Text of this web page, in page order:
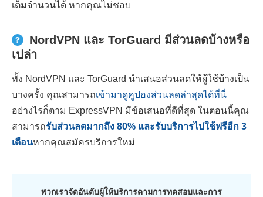
เต็มจำนวนได้ หากคุณไม่ชอบ
NordVPN และ TorGuard มีส่วนลดบ้างหรือ
เปล่า
ทั้ง NordVPN และ TorGuard นำเสนอส่วนลดให้ผู้ใช้บ้างเป็น
บางครั้ง คุณสามารถเข้ามาดูคูปองส่วนลดล่าสุดได้ที่นี่
อย่างไรก็ตาม ExpressVPN มีข้อเสนอที่ดีที่สุด ในตอนนี้คุณ
สามารถรับส่วนลดมากถึง 80% และรับบริการไปใช้ฟรีอีก 3
เดือนหากคุณสมัครบริการใหม่
พวกเราจัดอันดับผู้ให้บริการตามการทดสอบและการ